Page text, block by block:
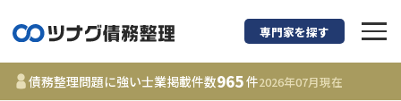
債務整理に強い弁
専門家を探す
債務整理問題に強い士業掲載件数965件2026年07月現在